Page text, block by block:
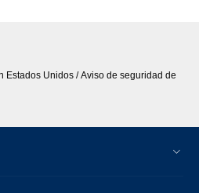
Estados Unidos / Aviso de seguridad de